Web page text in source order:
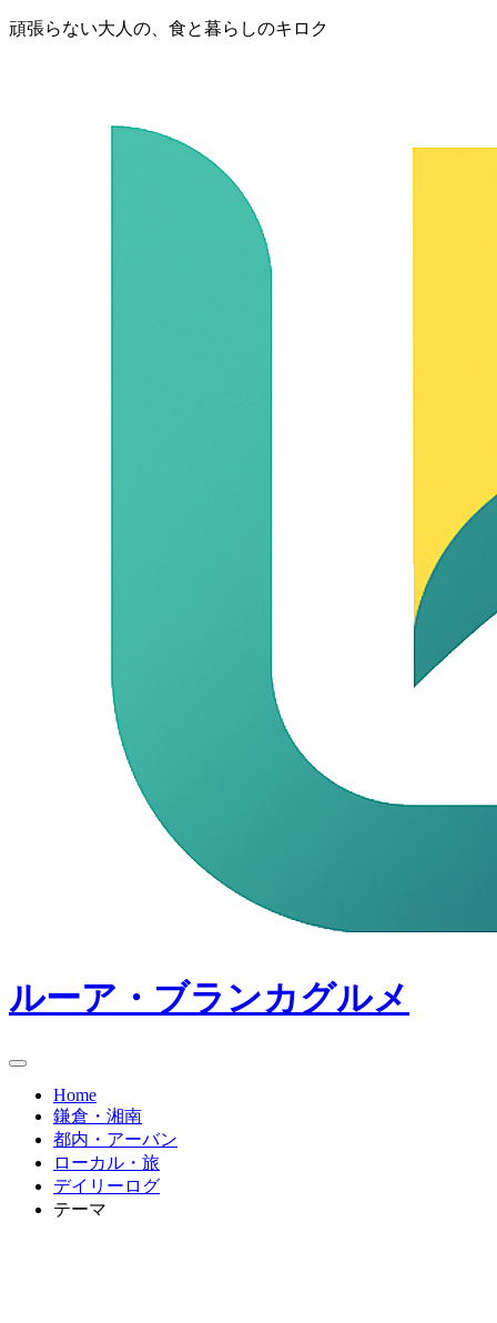
頑張らない大人の、食と暮らしのキロク
ルーア・ブランカグルメ
Home
鎌倉・湘南
都内・アーバン
ローカル・旅
デイリーログ
テーマ